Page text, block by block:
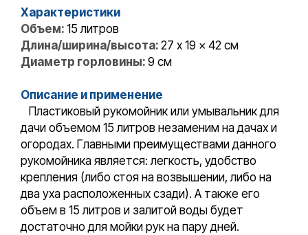
Характеристики
Объем: 15 литров
Длина/ширина/высота: 27 x 19 x 42 см
Диаметр горловины: 9 см
Описание и применение
Пластиковый рукомойник или умывальник для
дачи объемом 15 литров незаменим на дачах и
огородах. Главными преимуществами данного
рукомойника является: легкость, удобство
крепления (либо стоя на возвышении, либо на
два уха расположенных сзади). А также его
объем в 15 литров и залитой воды будет
достаточно для мойки рук на пару дней.